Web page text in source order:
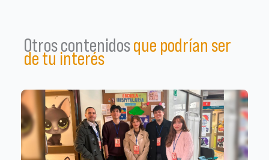
Otros contenidosque podrían ser
de tu interés